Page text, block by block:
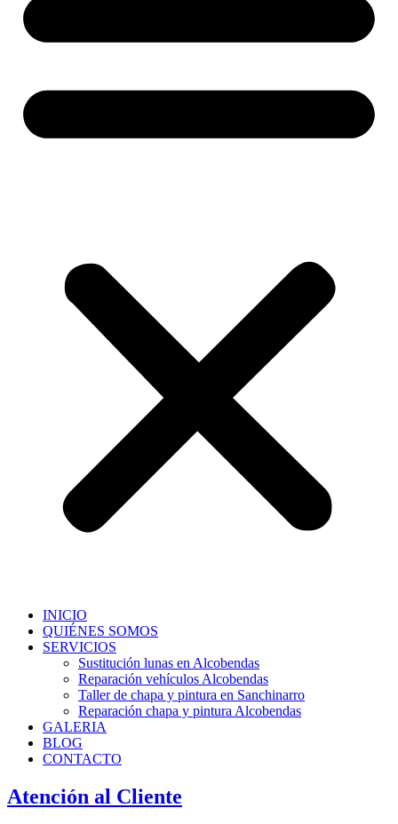
INICIO
QUIÉNES SOMOS
SERVICIOS
Sustitución lunas en Alcobendas
Reparación vehículos Alcobendas
Taller de chapa y pintura en Sanchinarro
Reparación chapa y pintura Alcobendas
GALERIA
BLOG
CONTACTO
Atención al Cliente